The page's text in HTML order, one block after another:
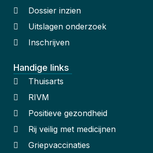
Dossier inzien
Uitslagen onderzoek
Inschrijven
Handige links
Thuisarts
RIVM
Positieve gezondheid
Rij veilig met medicijnen
Griepvaccinaties